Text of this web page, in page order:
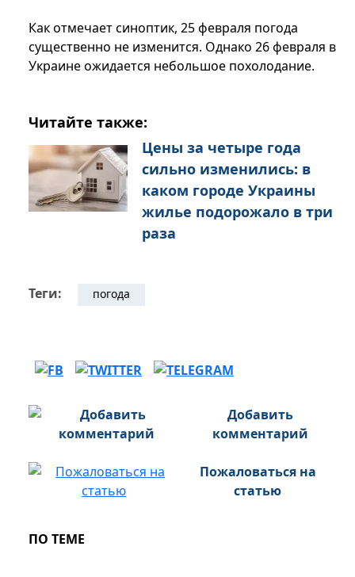
Как отмечает синоптик, 25 февраля погода
существенно не изменится. Однако 26 февраля в
Украине ожидается небольшое похолодание.
Читайте также:
Цены за четыре года
сильно изменились: в
каком городе Украины
жилье подорожало в три
раза
Теги: погода
Добавить
комментарий
Пожаловаться на
статью
ПО ТЕМЕ